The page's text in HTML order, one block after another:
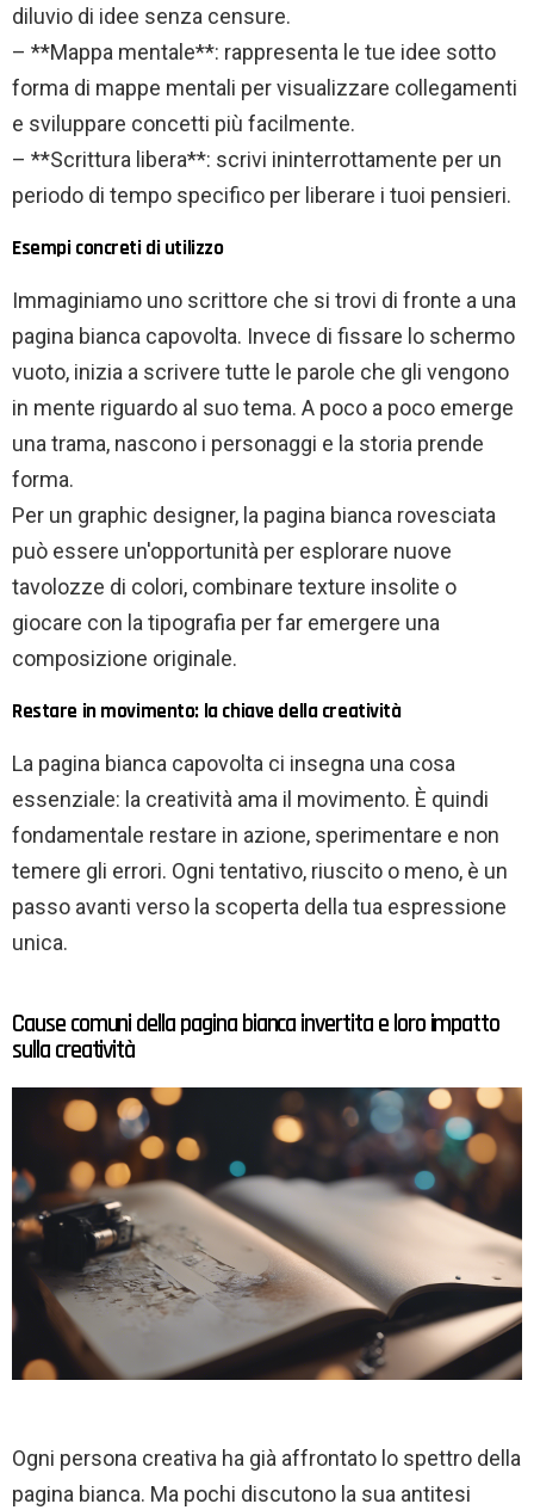
diluvio di idee senza censure.
– **Mappa mentale**: rappresenta le tue idee sotto
forma di mappe mentali per visualizzare collegamenti
e sviluppare concetti più facilmente.
– **Scrittura libera**: scrivi ininterrottamente per un
periodo di tempo specifico per liberare i tuoi pensieri.
Esempi concreti di utilizzo
Immaginiamo uno scrittore che si trovi di fronte a una
pagina bianca capovolta. Invece di fissare lo schermo
vuoto, inizia a scrivere tutte le parole che gli vengono
in mente riguardo al suo tema. A poco a poco emerge
una trama, nascono i personaggi e la storia prende
forma.
Per un graphic designer, la pagina bianca rovesciata
può essere un'opportunità per esplorare nuove
tavolozze di colori, combinare texture insolite o
giocare con la tipografia per far emergere una
composizione originale.
Restare in movimento: la chiave della creatività
La pagina bianca capovolta ci insegna una cosa
essenziale: la creatività ama il movimento. È quindi
fondamentale restare in azione, sperimentare e non
temere gli errori. Ogni tentativo, riuscito o meno, è un
passo avanti verso la scoperta della tua espressione
unica.
Cause comuni della pagina bianca invertita e loro impatto
sulla creatività
Ogni persona creativa ha già affrontato lo spettro della
pagina bianca. Ma pochi discutono la sua antitesi